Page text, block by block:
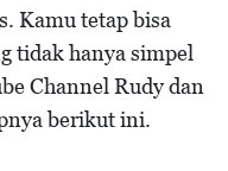
Kamu tetap bisa
tidak hanya simpel
Channel Rudy dan
berikut ini.